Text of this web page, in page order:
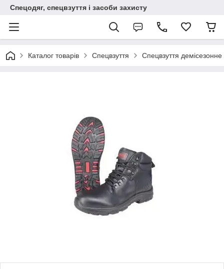
Спецодяг, спецвзуття і засоби захисту
Каталог товарів Спецвзуття Спецвзуття демісезонне